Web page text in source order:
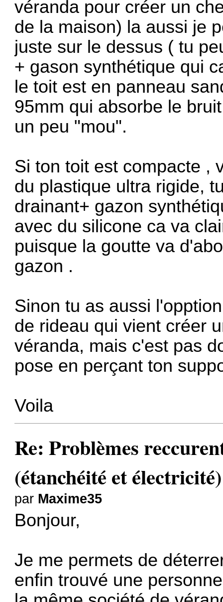
véranda pour créer un
de la maison) la aussi je
juste sur le dessus ( tu
+ gason synthétique qui
le toit est en panneau
95mm qui absorbe le
un peu "mou".
Si ton toit est compacte ,
du plastique ultra rigide,
drainant+ gazon
avec du silicone ca va
puisque la goutte va
gazon .
Sinon tu as aussi
de rideau qui vient créer
véranda, mais c'est pas
pose en perçant ton
Voila
Re: Problèmes
(étanchéité et électricité)
par Maxime35
Bonjour,
Je me permets de
enfin trouvé une